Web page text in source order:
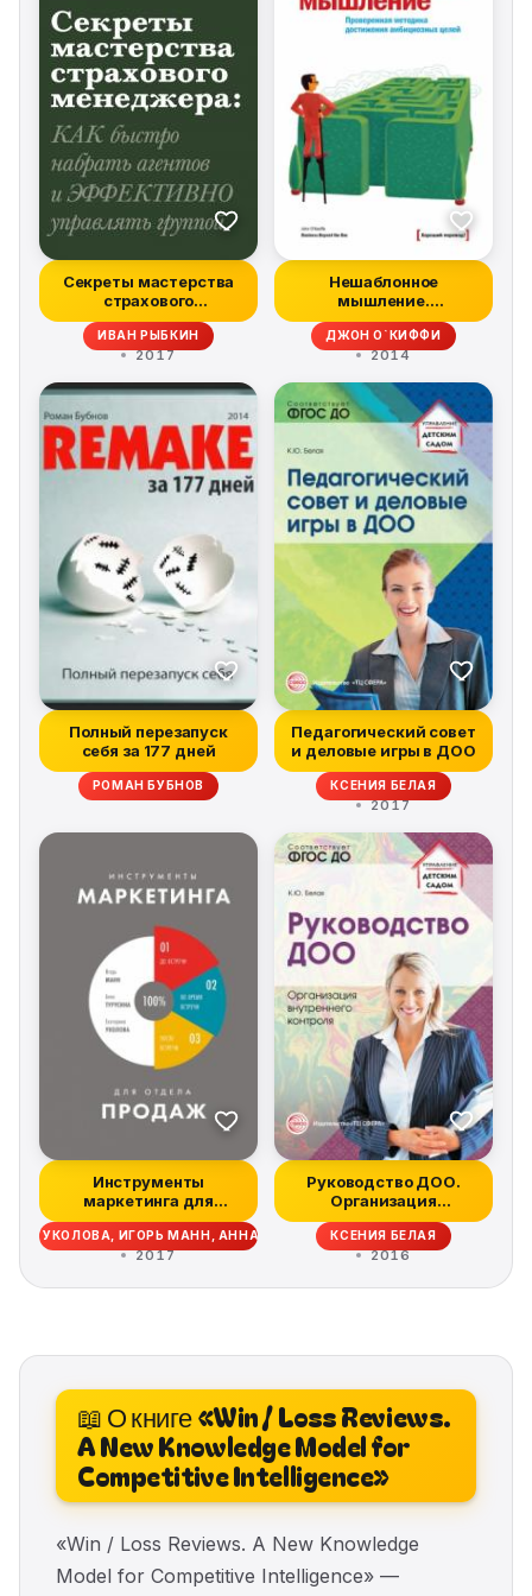
Секреты мастерства
страхового
менеджера: как
быстр...
ИВАН РЫБКИН
2017
Нешаблонное
мышление.
Проверенная
методика достиже...
ДЖОН О`КИФФИ
2014
Полный перезапуск
себя за 177 дней
РОМАН БУБНОВ
Педагогический совет
и деловые игры в ДОО
КСЕНИЯ БЕЛАЯ
2017
Инструменты
маркетинга для
отдела продаж
УКОЛОВА, ИГОРЬ МАНН, АННА ТУРУСИНА
2017
Руководство ДОО.
Организация
внутреннего контроля
КСЕНИЯ БЕЛАЯ
2016
📖 О книге «Win / Loss Reviews.
A New Knowledge Model for
Competitive Intelligence»
«Win / Loss Reviews. A New Knowledge
Model for Competitive Intelligence» —